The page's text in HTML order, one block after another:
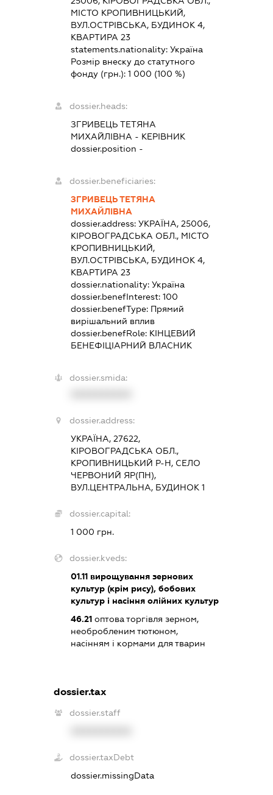
МІСТО КРОПИВНИЦЬКИЙ,
ВУЛ.ОСТРІВСЬКА, БУДИНОК 4,
КВАРТИРА 23
statements.nationality:Україна
Розмір внеску до статутного
фонду (грн.):1 000 (100 %)
dossier.heads:
ЗГРИВЕЦЬ ТЕТЯНА
МИХАЙЛІВНА - КЕРІВНИК
dossier.position -
dossier.beneficiaries:
ЗГРИВЕЦЬ ТЕТЯНА
МИХАЙЛІВНА
dossier.address:УКРАЇНА, 25006,
КІРОВОГРАДСЬКА ОБЛ., МІСТО
КРОПИВНИЦЬКИЙ,
ВУЛ.ОСТРІВСЬКА, БУДИНОК 4,
КВАРТИРА 23
dossier.nationality:Україна
dossier.benefInterest:100
dossier.benefType: Прямий
вирішальний вплив
dossier.benefRole: КІНЦЕВИЙ
БЕНЕФІЦІАРНИЙ ВЛАСНИК
dossier.smida:
dossier.address:
УКРАЇНА, 27622,
КІРОВОГРАДСЬКА ОБЛ.,
КРОПИВНИЦЬКИЙ Р-Н, СЕЛО
ЧЕРВОНИЙ ЯР(ПН),
ВУЛ.ЦЕНТРАЛЬНА, БУДИНОК 1
dossier.capital:
1 000 грн.
dossier.kveds:
01.11 вирощування зернових
культур (крім рису), бобових
культур і насіння олійних культур
46.21 оптова торгівля зерном,
необробленим тютюном,
насінням і кормами для тварин
dossier.tax
dossier.staff
dossier.taxDebt
dossier.missingData